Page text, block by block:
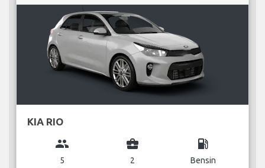
KIA RIO
group
5
business_center
2
local_gas_station
Bensin